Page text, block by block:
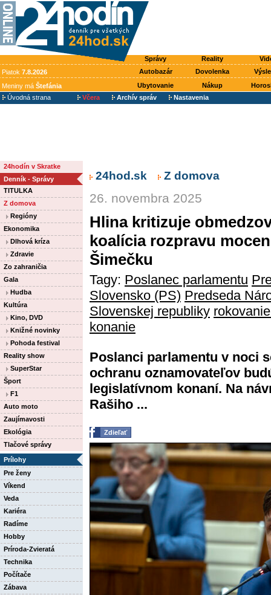
Správy Reality
Piatok 7.8.2026 Autobazár Dovolenka
Meniny má Štefánia Ubytovanie Nákup
Úvodná strana
Včera Archív správ Nastavenia
24hodín v Skratke
Denník - Správy
TITULKA
Z domova
Regióny
Ekonomika
Dlhová kríza
Zdravie
Zo zahraničia
Gala
Hudba
Kultúra
Kino, DVD
Knižné novinky
Pohoda festival
Reality show
SuperStar
Šport
F1
Auto moto
Zaujímavosti
Ekológia
Tlačové správy
Prílohy
Pre ženy
Víkend
Veda
Kariéra
Radíme
Hobby
Príroda-Zvieratá
Technika
Počítače
Zábava
24hod.sk Z domova
26. novembra 2025
Hlina kritizuje
koalícia rozpravu
Šimečku
Tagy: Poslanec parlamentu
Slovensko (PS) Predseda
Slovenskej republiky
konanie
Poslanci parlamentu v noci
ochranu oznamovateľov
legislatívnom konaní. Na
Rašiho ...
Zdieľať